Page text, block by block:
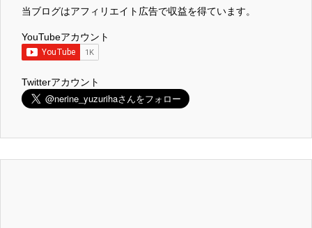
当ブログはアフィリエイト広告で収益を得ています。
YouTubeアカウント
Twitterアカウント